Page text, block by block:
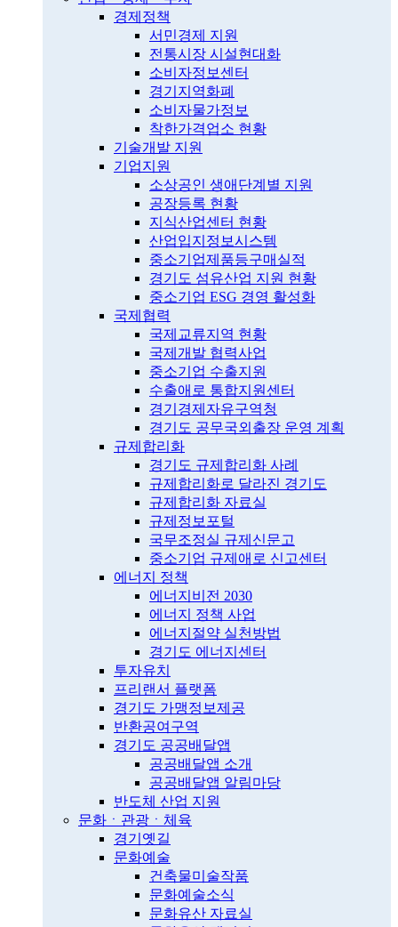
경제정책
서민경제 지원
전통시장 시설현대화
소비자정보센터
경기지역화폐
소비자물가정보
착한가격업소 현황
기술개발 지원
기업지원
소상공인 생애단계별 지원
공장등록 현황
지식산업센터 현황
산업입지정보시스템
중소기업제품등구매실적
경기도 섬유산업 지원 현황
중소기업 ESG 경영 활성화
국제협력
국제교류지역 현황
국제개발 협력사업
중소기업 수출지원
수출애로 통합지원센터
경기경제자유구역청
경기도 공무국외출장 운영 계획
규제합리화
경기도 규제합리화 사례
규제합리화로 달라진 경기도
규제합리화 자료실
규제정보포털
국무조정실 규제신문고
중소기업 규제애로 신고센터
에너지 정책
에너지비전 2030
에너지 정책 사업
에너지절약 실천방법
경기도 에너지센터
투자유치
프리랜서 플랫폼
경기도 가맹정보제공
반환공여구역
경기도 공공배달앱
공공배달앱 소개
공공배달앱 알림마당
반도체 산업 지원
문화ㆍ관광ㆍ체육
경기옛길
문화예술
건축물미술작품
문화예술소식
문화유산 자료실